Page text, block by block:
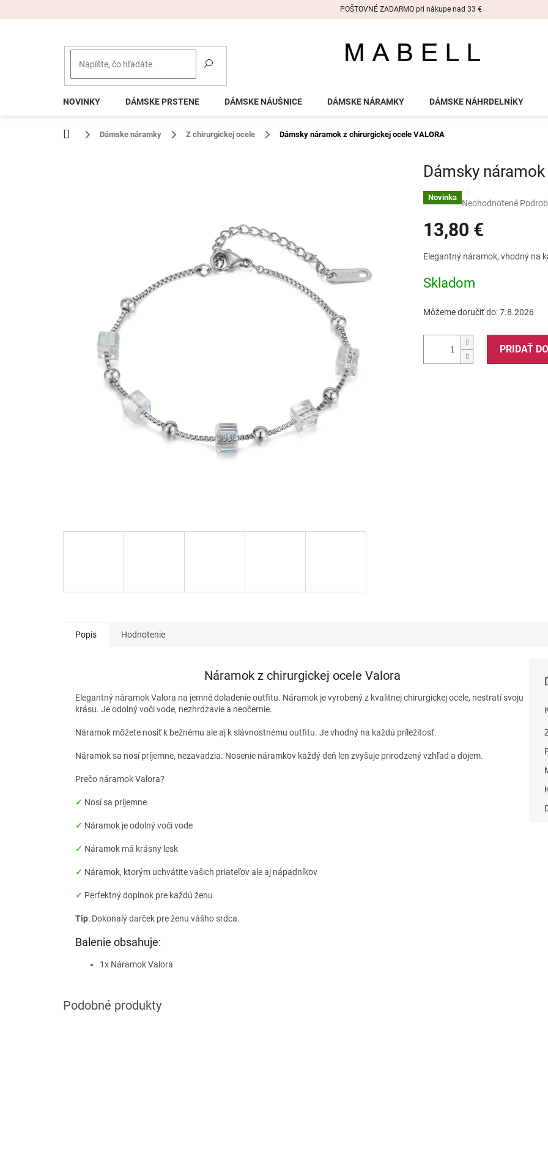
POŠTOVNÉ ZADARMO pri nákupe nad 33 €
NOVINKY DÁMSKE PRSTENE DÁMSKE NÁUŠNICE DÁMSKE NÁRAMKY DÁMSKE NÁHRDELNÍKY
Domov Dámske náramky Z chirurgickej ocele Dámsky náramok z chirurgickej ocele VALORA
Dámsky
Novinka
Priemerné
produktu
je
z
hviezdičiek.
Neohodnotené
13,80 €
cena:
Elegantný náramok, vhodný na
Skladom
Môžeme doručiť do:7.8.2026
PRIDAŤ
Popis Hodnotenie
Náramok z chirurgickej ocele Valora
Elegantný náramok Valora na jemné doladenie outfitu. Náramok je vyrobený z kvalitnej chirurgickej ocele, nestratí svoju
krásu. Je odolný voči vode, nezhrdzavie a neočernie.
Náramok môžete nosiť k bežnému ale aj k slávnostnému outfitu. Je vhodný na každú príležitosť.
Náramok sa nosí príjemne, nezavadzia. Nosenie náramkov každý deň len zvyšuje prirodzený vzhľad a dojem.
Prečo náramok Valora?
✓ Nosí sa príjemne
✓ Náramok je odolný voči vode
✓ Náramok má krásny lesk
✓ Náramok, ktorým uchvátite vašich priateľov ale aj nápadníkov
✓ Perfektný doplnok pre každú ženu
Tip: Dokonalý darček pre ženu vášho srdca.
Balenie obsahuje:
1x Náramok Valora